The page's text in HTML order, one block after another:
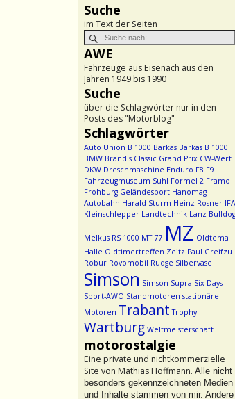
Suche
im Text der Seiten
AWE
Fahrzeuge aus Eisenach aus den
Jahren 1949 bis 1990
Suche
über die Schlagwörter nur in den
Posts des "Motorblog"
Schlagwörter
Auto Union B 1000 Barkas Barkas B 1000
BMW Brandis Classic Grand Prix CW-Wert
DKW Dreschmaschine Enduro F8 F9
Fahrzeugmuseum Suhl Formel 2 Framo
Frohburg Geländesport Hanomag
Autobahn Harald Sturm Heinz Rosner IFA
Kleinschlepper Landtechnik Lanz Bulldog
Melkus RS 1000 MT 77 MZ Oldtema
Halle Oldtimertreffen Zeitz Paul Greifzu
Robur Rovomobil Rudge Silbervase
Simson Simson Supra Six Days
Sport-AWO Standmotoren stationäre
Motoren Trabant Trophy
Wartburg Weltmeisterschaft
motorostalgie
Eine private und nichtkommerzielle
Site von Mathias Hoffmann. Alle nicht
besonders gekennzeichneten Medien
und Inhalte stammen von mir. Andere